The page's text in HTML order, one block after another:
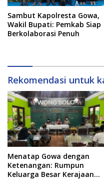
Sambut Kapolresta Gowa,
Wakil Bupati: Pemkab Siap
Berkolaborasi Penuh
Rekomendasi untuk
Menatap Gowa dengan
Ketenangan: Rumpun
Keluarga Besar Kerajaan